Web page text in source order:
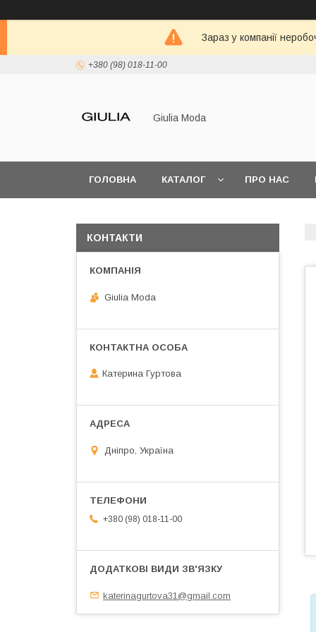
Зараз у компанії
+380 (98) 018-11-00
Giulia Moda
ГОЛОВНА КАТАЛОГ ПРО НАС
КОНТАКТИ
Giulia Moda
Катерина Гуртова
Дніпро, Україна
+380 (98) 018-11-00
katerinagurtova31@gmail.com